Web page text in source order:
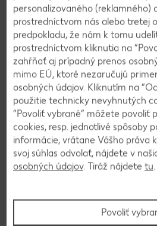
Stovky chutných
Hľadáte inšpiráciu na varenie? Tak
personalizovaného (reklamného)
prostredníctvom nás alebo tretej
predpokladu, že nám k tomu
prostredníctvom kliknutia na
zahŕňať aj prípadný prenos
mimo EÚ, ktoré nezaručujú
osobných údajov. Kliknutím na
použitie technicky nevyhnutých
“Povoliť vybrané” môžete povoliť
cookies, resp. jednotlivé spôsoby
informácie, vrátane Vášho práva
svoj súhlas odvolať, nájdete v
osobných údajov. Tiráž nájdete tu.
Povoliť